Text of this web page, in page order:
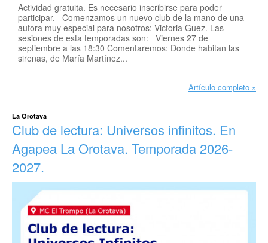
Actividad gratuita. Es necesario inscribirse para poder
participar. Comenzamos un nuevo club de la mano de una
autora muy especial para nosotros: Victoria Guez. Las
sesiones de esta temporadas son: Viernes 27 de
septiembre a las 18:30 Comentaremos: Donde habitan las
sirenas, de María Martínez...
Artículo completo
La Orotava
Club de lectura: Universos infinitos. En
Agapea La Orotava. Temporada 2026-
2027.